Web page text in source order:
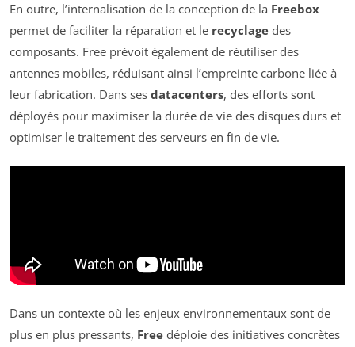
En outre, l’internalisation de la conception de la Freebox
permet de faciliter la réparation et le recyclage des
composants. Free prévoit également de réutiliser des
antennes mobiles, réduisant ainsi l’empreinte carbone liée à
leur fabrication. Dans ses datacenters, des efforts sont
déployés pour maximiser la durée de vie des disques durs et
optimiser le traitement des serveurs en fin de vie.
Dans un contexte où les enjeux environnementaux sont de
plus en plus pressants, Free déploie des initiatives concrètes